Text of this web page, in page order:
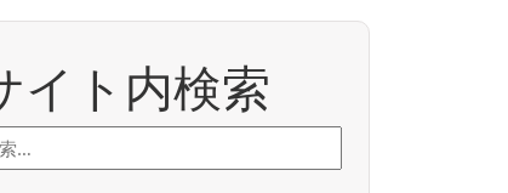
イト内検索